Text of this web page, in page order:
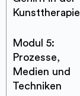
Kunsttherapie
Modul 5:
Prozesse,
Medien und
Techniken